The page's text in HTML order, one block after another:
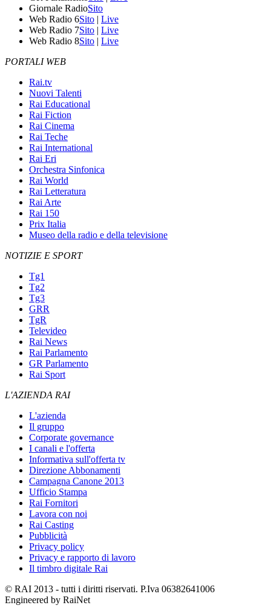
Giornale RadioSito
Web Radio 6Sito | Live
Web Radio 7Sito | Live
Web Radio 8Sito | Live
PORTALI WEB
Rai.tv
Nuovi Talenti
Rai Educational
Rai Fiction
Rai Cinema
Rai Teche
Rai International
Rai Eri
Orchestra Sinfonica
Rai World
Rai Letteratura
Rai Arte
Rai 150
Prix Italia
Museo della radio e della televisione
NOTIZIE E SPORT
Tg1
Tg2
Tg3
GRR
TgR
Televideo
Rai News
Rai Parlamento
GR Parlamento
Rai Sport
L'AZIENDA RAI
L'azienda
Il gruppo
Corporate governance
I canali e l'offerta
Informativa sull'offerta tv
Direzione Abbonamenti
Campagna Canone 2013
Ufficio Stampa
Rai Fornitori
Lavora con noi
Rai Casting
Pubblicità
Privacy policy
Privacy e rapporto di lavoro
Il timbro digitale Rai
© RAI 2013 - tutti i diritti riservati. P.Iva 06382641006
Engineered by RaiNet